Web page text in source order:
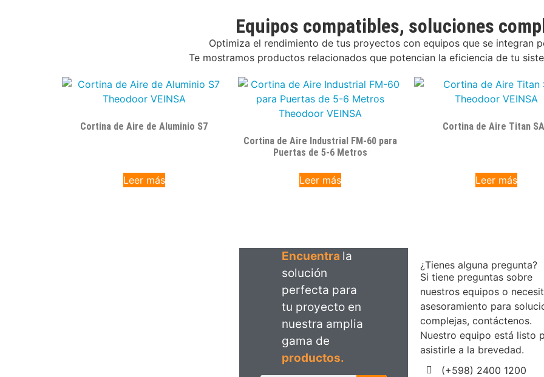
Equipos compatibles, soluciones
Optimiza el rendimiento de tus proyectos con equipos que se integran
Te mostramos productos relacionados que potencian la eficiencia de tu
Cortina de Aire de Aluminio S7
Leer más
Cortina de Aire Industrial FM-60 para
Puertas de 5-6 Metros
Leer más
Cortina de Aire Titan
Leer más
Encuentra la
solución
perfecta para
tu proyecto en
nuestra amplia
gama de
productos.
¿Tienes alguna pregunta?
Si tiene preguntas sobre
nuestros equipos o
asesoramiento para
complejas, contáctenos.
Nuestro equipo está listo
asistirle a la brevedad.
(+598) 2400 1200